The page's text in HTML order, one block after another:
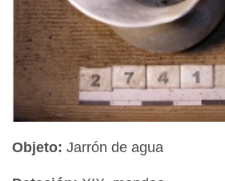
Objeto: Jarrón de agua